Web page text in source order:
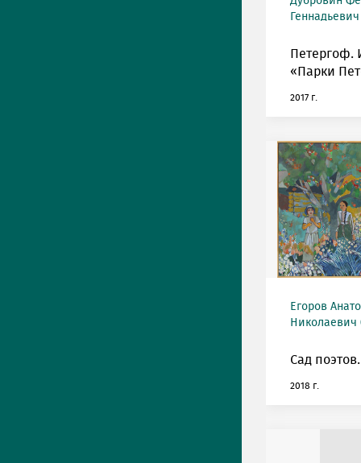
Петергоф.
«Парки
2017 г.
Егоров
Николаевич
Сад поэтов.
2018 г.